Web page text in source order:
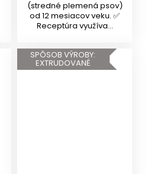
(stredné plemená psov)
od 12 mesiacov veku. ✅
Receptúra využíva...
SPÔSOB VÝROBY:
EXTRUDOVANÉ